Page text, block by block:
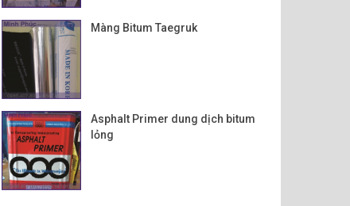
Màng Bitum Taegruk
Asphalt Primer dung dịch bitum
lỏng